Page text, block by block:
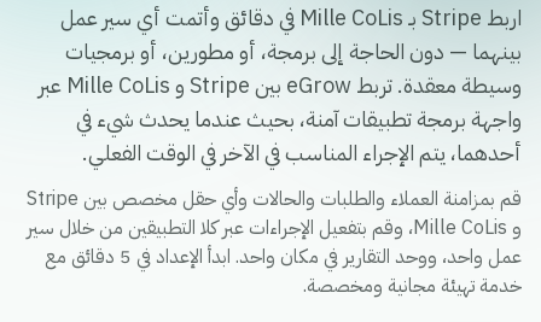
اربط Stripe بـ Mille CoLis في دقائق وأتمت أي سير عمل
بينهما — دون الحاجة إلى برمجة، أو مطورين، أو برمجيات
وسيطة معقدة. تربط eGrow بين Stripe و Mille CoLis عبر
واجهة برمجة تطبيقات آمنة، بحيث عندما يحدث شيء في
أحدهما، يتم الإجراء المناسب في الآخر في الوقت الفعلي.
قم بمزامنة العملاء والطلبات والحالات وأي حقل مخصص بين Stripe
و Mille CoLis، وقم بتفعيل الإجراءات عبر كلا التطبيقين من خلال سير
عمل واحد، ووحد التقارير في مكان واحد. ابدأ الإعداد في 5 دقائق مع
خدمة تهيئة مجانية ومخصصة.